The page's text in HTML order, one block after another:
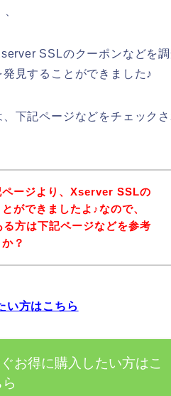
SSLのクーポンなどを
見することができました♪
下記ページなどをチェック
ージより、Xserver SSLの
ができましたよ♪なので、
方は下記ページなどを参考
？
い方はこちら
お得に購入したい方はこ